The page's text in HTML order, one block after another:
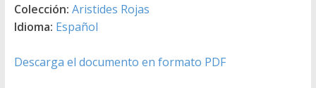
Colección: Aristides Rojas
Idioma: Español
Descarga el documento en formato PDF